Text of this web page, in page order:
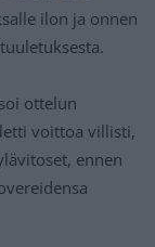
ilon ja onnen
ottelun
voittoa villisti,
ennen